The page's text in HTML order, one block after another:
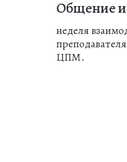
Общение и
неделя
ЦПМ.